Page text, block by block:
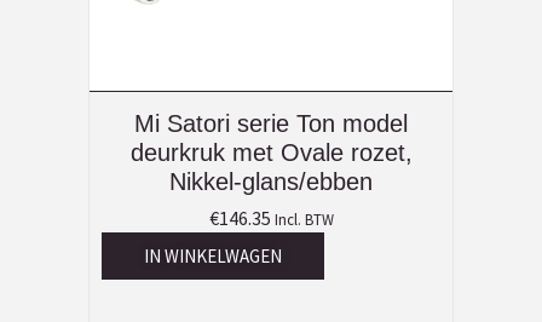
Mi Satori serie Ton model
deurkruk met Ovale rozet,
Nikkel-glans/ebben
€146.35 Incl. BTW
IN WINKELWAGEN